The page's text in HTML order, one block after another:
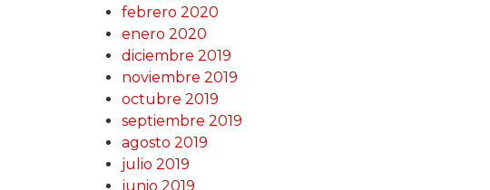
febrero 2020
enero 2020
diciembre 2019
noviembre 2019
octubre 2019
septiembre 2019
agosto 2019
julio 2019
junio 2019